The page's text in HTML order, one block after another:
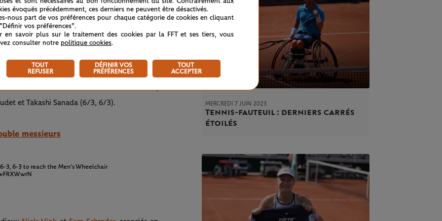
Oda (17 ans), présenté par les spécialistes
Kunieda, pour un duel à enjeux multiples
adversaire que le Britannique a battu en
Gordon Reid. Le duo visera un
Fernandez et Martin De La Puente,
et Takashi Sanada (6/3, 6/3).
messieurs
3, 6-3 to reach the Men’s Wheelchair
MERCREDI 7 JUIN 2023
Tennis-fauteuil : derniers carrés
étoilés
évoqués précédemment, ces derniers ne peuvent être désactivés.
nous part de vos préférences pour chaque catégorie de cookies en cliquant
vos préférences".
en savoir plus sur le traitement des cookies par la FFT et ses tiers, vous
consulter notre politique cookies.
TOUT
REFUSER
DÉFINIR VOS
PRÉFÉRENCES
TOUT
ACCEPTER